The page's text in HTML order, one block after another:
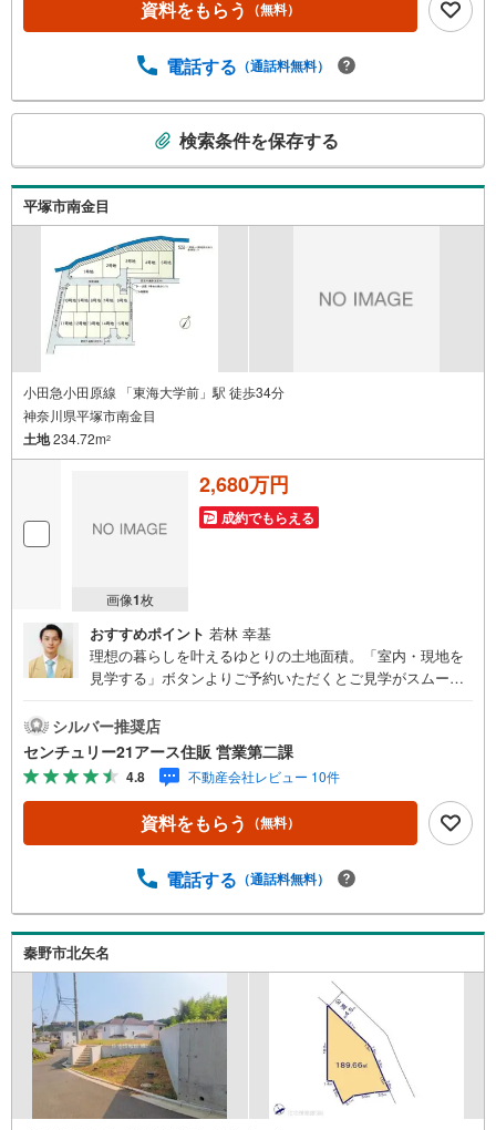
ます。◆住宅ローン相談会◆お客様にあった無理のない住
行っております。人生最大のお買い物になりますので、し
優遇金利にこだわる◆大きな金額を長期間で返済する住宅
ローンは優遇金利が0.1％変わるだけで、支払い総額に大き
な変化が生じます。取引の多い弊社は金融機関の特色、傾
向、トレンドを熟知しておりますので、お客様のニーズに
あった金融機関をご紹介させて頂きます。
資料をもらう （無料）
電話する （通話料無料）
検
索
条
受
け
取
る
・
を
存
す
る
検索条件を保存する
平塚市南金目
小田急小田原線 「東海大学前」駅 徒歩34分
神奈川県平塚市南金目
土地234.72m2
画像1枚
2,680万円
成約でもらえる
おすすめポイント 若林 幸基
理想の暮らしを叶えるゆとりの土地面積。「室内・現地を
見学する」ボタンよりご予約いただくとご見学がスムーズ
センチュリオン獲得店舗◆全国約970店舗あるセンチュリー
21のお店。その中でも、アメリカ本部が設ける一定基準を
満たした、上位4％しか受賞できない賞。それが「センチュ
リオン」です。弊社はそのセンチュリオンを2002年から欠
かすことなく取り続けております。◆住宅ローン相談会◆
お客様にあった無理のない住宅ローンの試算やご購入の際
お買い物になりますので、しっかりとした資金計画のアド
金額を長期間で返済する住宅ローンは優遇金利が0.1％変わ
るだけで、支払い総額に大きな変化が生じます。取引の多
い弊社は金融機関の特色、傾向、トレンドを熟知しており
ますので、お客様のニーズにあった金融機関をご紹介させ
て頂きます。
シルバー推奨店
センチュリー21アース住販 営業第二課
4.8 不動産会社レビュー 10件
資料をもらう （無料）
電話する （通話料無料）
秦野市北矢名